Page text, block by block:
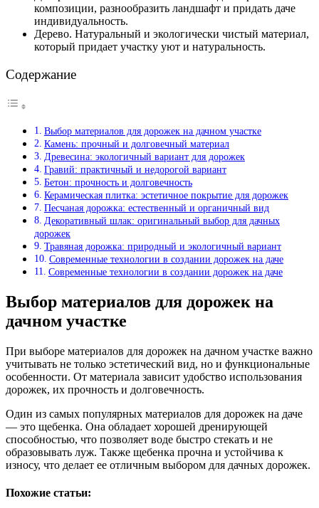
композиции, разнообразить ландшафт и придать даче
индивидуальность.
Дерево. Натуральный и экологически чистый материал,
который придает участку уют и натуральность.
Содержание
Выбор материалов для дорожек на дачном участке
Камень: прочный и долговечный материал
Древесина: экологичный вариант для дорожек
Гравий: практичный и недорогой вариант
Бетон: прочность и долговечность
Керамическая плитка: эстетичное покрытие для дорожек
Песчаная дорожка: естественный и органичный вид
Декоративный шлак: оригинальный выбор для дачных
дорожек
Травяная дорожка: природный и экологичный вариант
Современные технологии в создании дорожек на даче
Современные технологии в создании дорожек на даче
Выбор материалов для дорожек на
дачном участке
При выборе материалов для дорожек на дачном участке важно
учитывать не только эстетический вид, но и функциональные
особенности. От материала зависит удобство использования
дорожек, их прочность и долговечность.
Один из самых популярных материалов для дорожек на даче
— это щебенка. Она обладает хорошей дренирующей
способностью, что позволяет воде быстро стекать и не
образовывать луж. Также щебенка прочна и устойчива к
износу, что делает ее отличным выбором для дачных дорожек.
Похожие статьи: